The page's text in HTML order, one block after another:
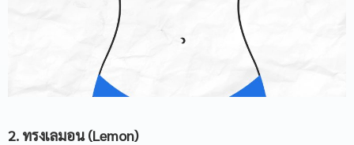
2. ทรงเลมอน (Lemon)